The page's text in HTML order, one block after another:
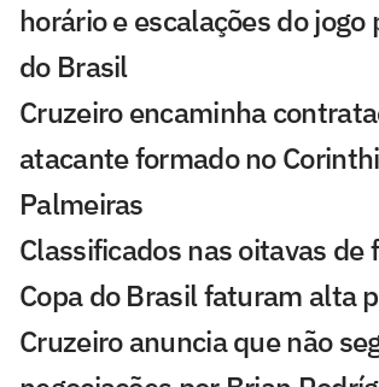
horário e escalações do jogo
do Brasil
Cruzeiro encaminha
atacante formado no
Palmeiras
Classificados nas oitavas de
Copa do Brasil faturam alta
Cruzeiro anuncia que não